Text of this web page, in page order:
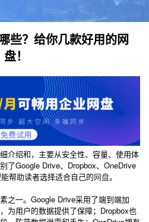
些？给你几款好用的网
盘！
介绍和，主要从安全性、容量、使用体
了Google Drive、Dropbox、OneDrive
帮助读者选择适合自己的网盘。
之一。Google Drive采用了端到端加
为用户的数据提供了保障；Dropbox也